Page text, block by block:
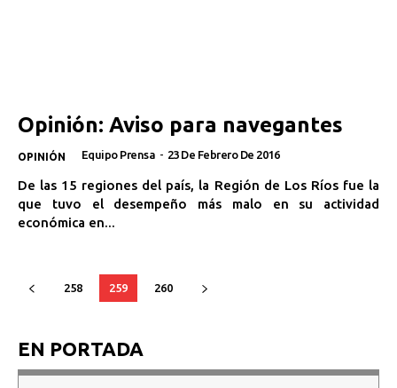
Opinión: Aviso para navegantes
OPINIÓN Equipo Prensa - 23 De Febrero De 2016
De las 15 regiones del país, la Región de Los Ríos fue la
que tuvo el desempeño más malo en su actividad
económica en...
258 259 260
EN PORTADA